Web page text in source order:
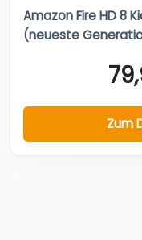
Amazon Fire HD 8
(neueste
Zum